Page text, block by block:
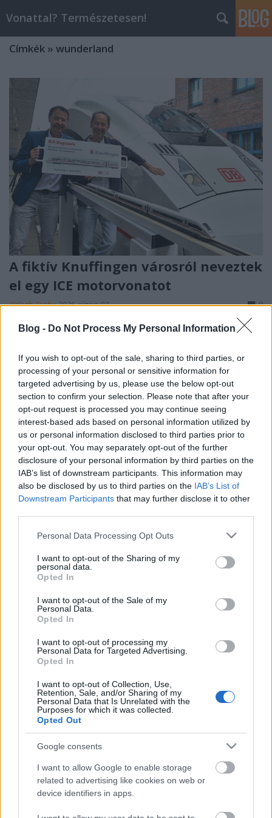
Blog - Do Not Process My Personal Information
If you wish to opt-out of the sale, sharing to third parties, or
processing of your personal or sensitive information for
targeted advertising by us, please use the below opt-out
section to confirm your selection. Please note that after your
opt-out request is processed you may continue seeing
interest-based ads based on personal information utilized by
us or personal information disclosed to third parties prior to
your opt-out. You may separately opt-out of the further
disclosure of your personal information by third parties on the
IAB’s list of downstream participants. This information may
also be disclosed by us to third parties on the IAB’s List of
Downstream Participants that may further disclose it to other
Please note that this website/app uses one or more Google
not limited to your visit or usage behaviour. You may click to
grant or deny consent to Google and its third-party tags to
use your data for below specified purposes in below Google
consent section.
Personal Data Processing Opt Outs
I want to opt-out of the Sharing of my
personal data.
Opted In
I want to opt-out of the Sale of my
Personal Data.
Opted In
I want to opt-out of processing my
Personal Data for Targeted Advertising.
Opted In
I want to opt-out of Collection, Use,
Retention, Sale, and/or Sharing of my
Personal Data that Is Unrelated with the
Purposes for which it was collected.
Opted Out
Google consents
I want to allow Google to enable storage
related to advertising like cookies on web or
device identifiers in apps.
Vonattal? Természetesen!
Címkék » wunderland
A fiktív Knuffingen városról neveztek
el egy ICE motorvonatot
Balogh Zsolt•2026. június 07. 0
A vasúttársaságoknál régóta, sőt a kezdetektől
motorvonatokat különböző nevekkel ruháznak fel.
Így van ez Németországban is, ahol a legtöbb ICE
motorvonat is saját nevet kap. A hamburgi Miniatur
Wunderland megnyitásának 25. évfordulójáról
Wunderland…
Wunderlandban
Berlin, a megosztott város. Ezt a kétes jelzőt annak a
várost kettéválasztó falnak köszönheti, mely a
hidegháború legsötétebb éveiben vetült
Németország fővárosára. Egy különleges kiállítás
alkalmából a berlini Forum Willy Brandtban 2019.…